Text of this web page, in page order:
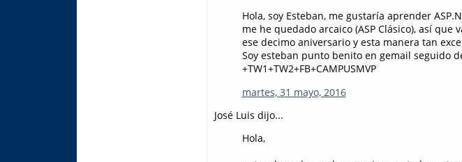
Hola, soy Esteban, me gustaría aprender
me he quedado arcaico (ASP Clásico), así
ese decimo aniversario y esta manera tan
Soy esteban punto benito en gemail seguido
+TW1+TW2+FB+CAMPUSMVP
martes, 31 mayo, 2016
José Luis dijo...
Hola,